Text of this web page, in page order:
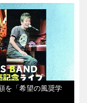
を「希望の風奨学